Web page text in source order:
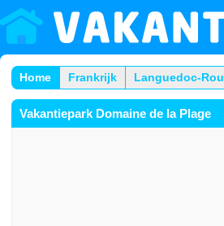
Home Frankrijk Languedoc-
Vakantiepark Domaine de la Plage